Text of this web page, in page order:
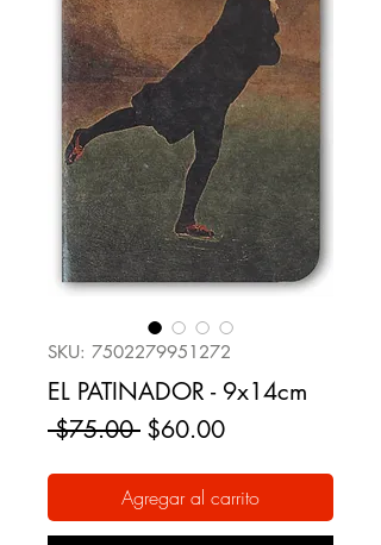
SKU: 7502279951272
EL PATINADOR - 9x14cm
$75.00 Precio
$60.00Precio
oferta
Agregar al carrito